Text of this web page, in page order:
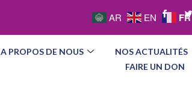
AR EN FR
A PROPOS DE NOUS NOS ACTUALITÉS
FAIRE UN DON